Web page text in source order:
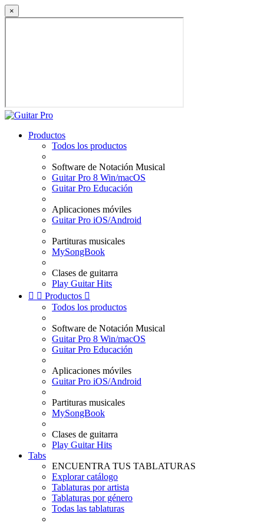
×
Productos
Todos los productos
Software de Notación Musical
Guitar Pro 8 Win/macOS
Guitar Pro Educación
Aplicaciones móviles
Guitar Pro iOS/Android
Partituras musicales
MySongBook
Clases de guitarra
Play Guitar Hits
  Productos 
Todos los productos
Software de Notación Musical
Guitar Pro 8 Win/macOS
Guitar Pro Educación
Aplicaciones móviles
Guitar Pro iOS/Android
Partituras musicales
MySongBook
Clases de guitarra
Play Guitar Hits
Tabs
ENCUENTRA TUS TABLATURAS
Explorar catálogo
Tablaturas por artista
Tablaturas por género
Todas las tablaturas